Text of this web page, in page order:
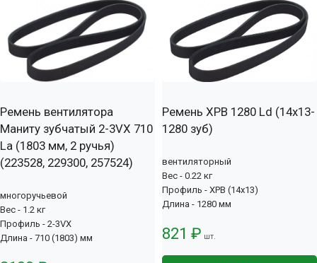
Ремень вентилятора
Маниту зубчатый 2-3VX 710
La (1803 мм, 2 ручья)
(223528, 229300, 257524)
многоручьевой
Вес - 1.2 кг
Профиль - 2-3VX
Длина - 710 (1803) мм
Ремень XPB 1280 Ld (14х13-
1280 зуб)
вентиляторный
Вес - 0.22 кг
Профиль - XPB (14x13)
Длина - 1280 мм
821 ₽ шт.